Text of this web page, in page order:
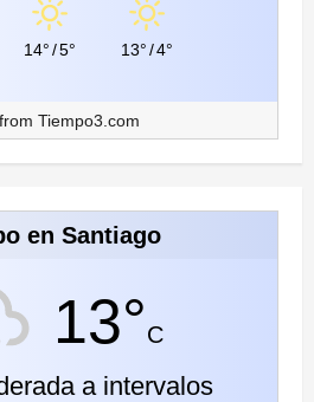
14°/5° 13°/4°
Tiempo3.com
en Santiago
13°C
a intervalos